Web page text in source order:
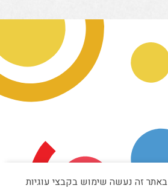
באתר זה נעשה שימוש בקבצי עוגיות